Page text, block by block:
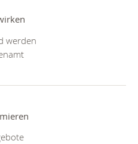
werden